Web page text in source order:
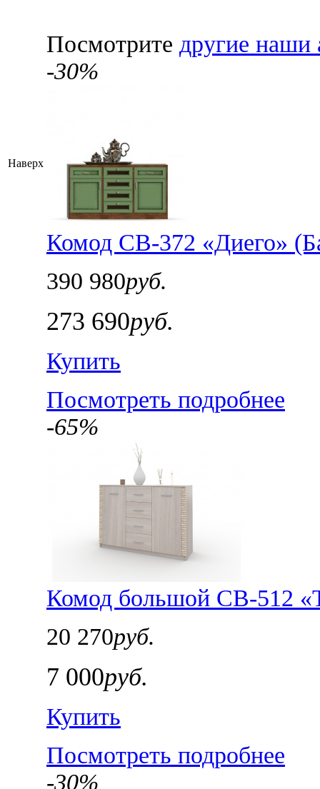
Наверх
Посмотрите другие наши
-30%
Комод СВ-372 «Диего»
390 980руб.
273 690руб.
Купить
Посмотреть подробнее
-65%
Комод большой СВ-512
20 270руб.
7 000руб.
Купить
Посмотреть подробнее
-30%